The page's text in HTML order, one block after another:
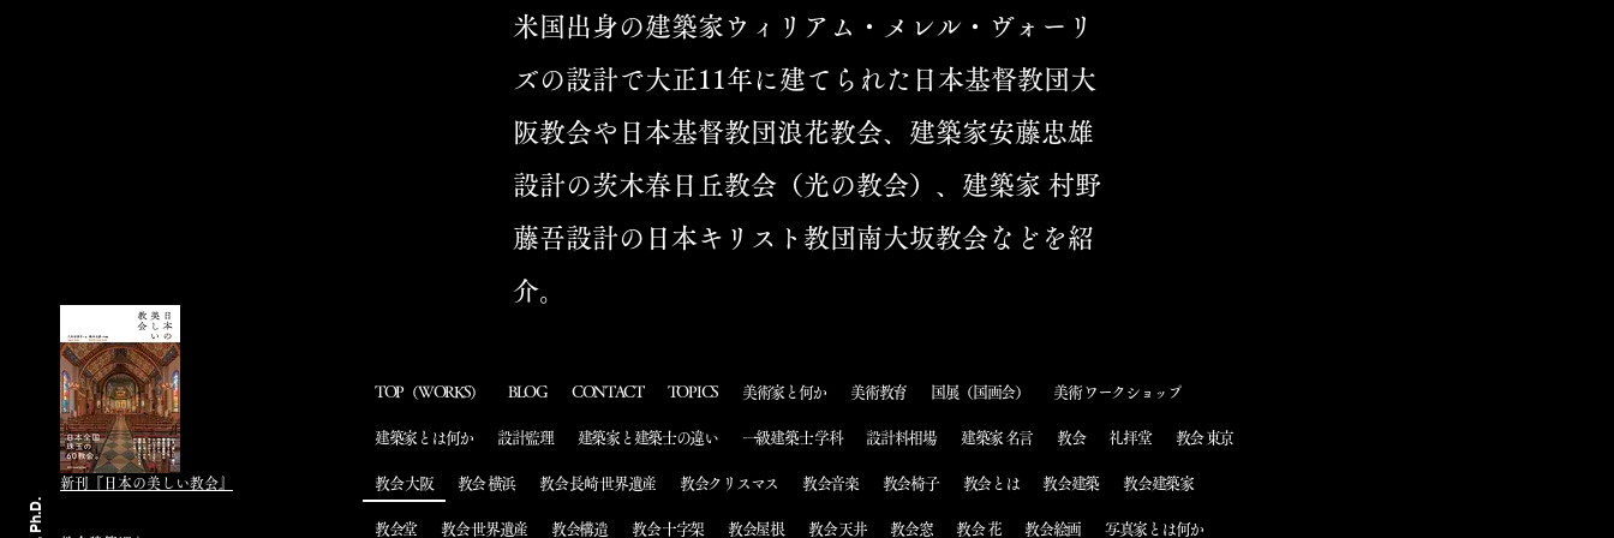
米国出身の建築家ウィリアム・メレル・ヴォーリ
ズの設計で大正11年に建てられた日本基督教団大
阪教会や日本基督教団浪花教会、建築家安藤忠雄
設計の茨木春日丘教会（光の教会）、建築家 村野
藤吾設計の日本キリスト教団南大坂教会などを紹
介。
TOP（WORKS） BLOG CONTACT TOPICS 美術家と何か 美術教育 国展（国画会） 美術 ワークショップ
建築家とは何か 設計監理 建築家と建築士の違い 一級建築士 学科 設計料相場 建築家 名言 教会 礼拝堂 教会 東京
教会 大阪 教会 横浜 教会 長崎 世界遺産 教会クリスマス 教会音楽 教会椅子 教会とは 教会建築 教会建築家
教会堂 教会 世界遺産 教会構造 教会 十字架 教会屋根 教会 天井 教会窓 教会 花 教会絵画 写真家とは何か
新刊​『日本の美しい教会』